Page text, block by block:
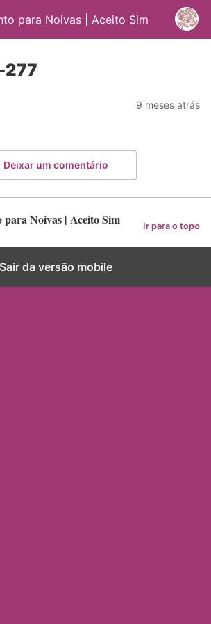
para Noivas | Aceito Sim
277
9 meses atrás
Deixar um comentário
para Noivas | Aceito Sim Ir para o topo
Sair da versão mobile